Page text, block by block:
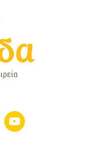
youtube